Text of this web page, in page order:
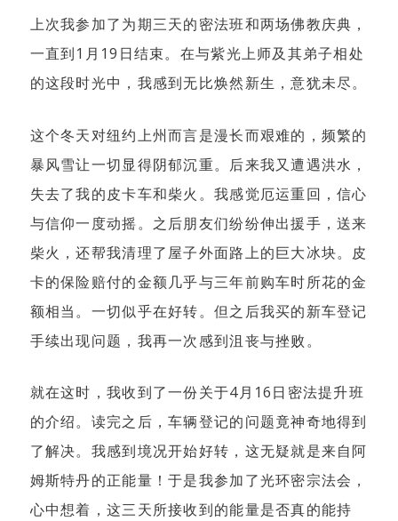
上次我参加了为期三天的密法班和两场佛教庆典，
一直到1月19日结束。在与紫光上师及其弟子相处
的这段时光中，我感到无比焕然新生，意犹未尽。
这个冬天对纽约上州而言是漫长而艰难的，频繁的
暴风雪让一切显得阴郁沉重。后来我又遭遇洪水，
失去了我的皮卡车和柴火。我感觉厄运重回，信心
与信仰一度动摇。之后朋友们纷纷伸出援手，送来
柴火，还帮我清理了屋子外面路上的巨大冰块。皮
卡的保险赔付的金额几乎与三年前购车时所花的金
额相当。一切似乎在好转。但之后我买的新车登记
手续出现问题，我再一次感到沮丧与挫败。
就在这时，我收到了一份关于4月16日密法提升班
的介绍。读完之后，车辆登记的问题竟神奇地得到
了解决。我感到境况开始好转，这无疑就是来自阿
姆斯特丹的正能量！于是我参加了光环密宗法会，
心中想着，这三天所接收到的能量是否真的能持